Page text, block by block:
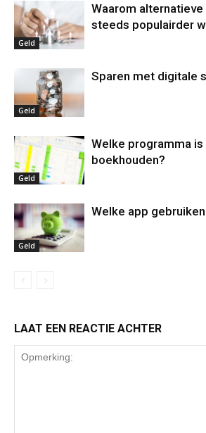
Geld
Waarom
steeds populairder
Geld
Sparen met digitale
Geld
Welke programma
boekhouden?
Geld
Welke app
LAAT EEN REACTIE ACHTER